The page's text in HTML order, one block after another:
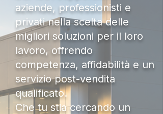
aziende, professionisti e
privati nella scelta delle
migliori soluzioni per il loro
lavoro, offrendo
competenza, affidabilità e un
servizio post-vendita
qualificato.
Che tu stia cercando un